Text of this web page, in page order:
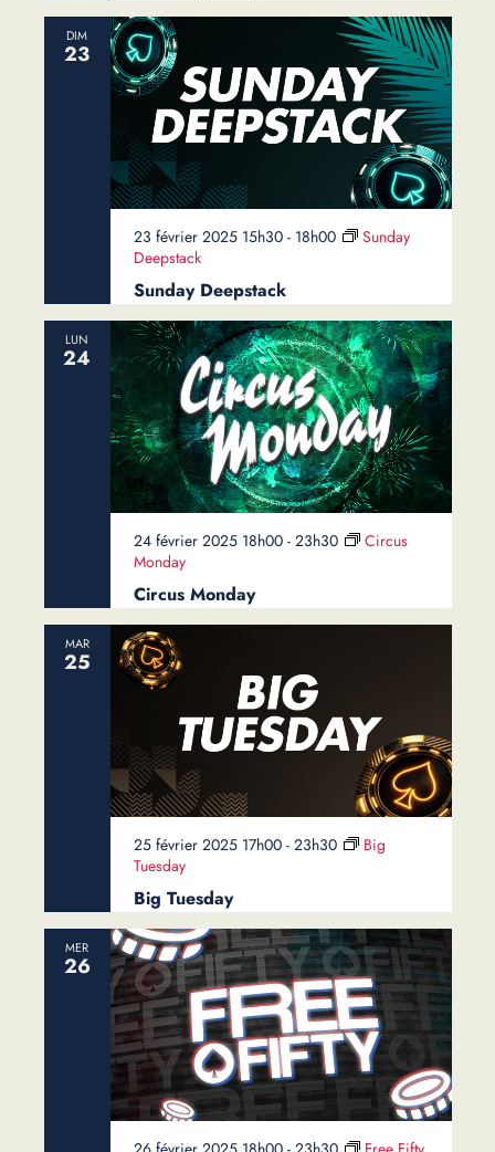
DIM
23
Sunday Deepstack
23 février 2025 15h30- 18h00
Sunday
Deepstack
LUN
24
Circus Monday
24 février 2025 18h00- 23h30
Circus
Monday
MAR
25
Big Tuesday
25 février 2025 17h00- 23h30
Big
Tuesday
MER
26